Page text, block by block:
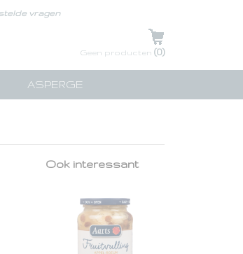
vragen
UW WINKELWAGEN
Geen producten (0)
ASPERGE
Ook interessant